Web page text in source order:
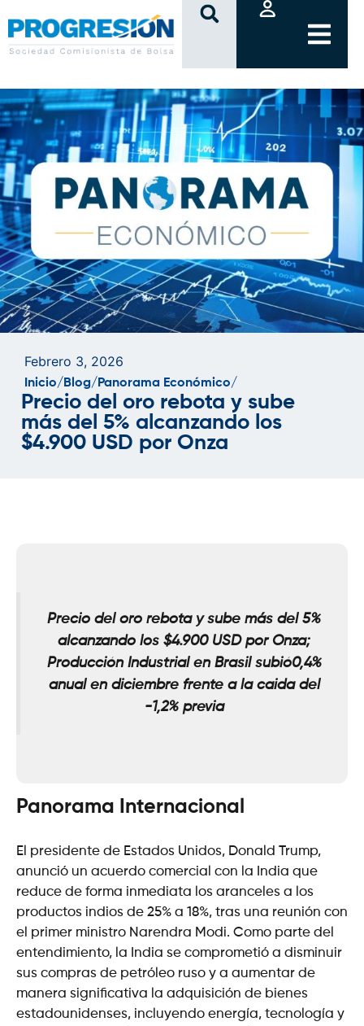
clic
Febrero 3, 2026
Inicio/ Blog/ Panorama Económico/
Precio del oro rebota y sube
más del 5% alcanzando los
$4.900 USD por Onza
Precio del oro rebota y sube más del 5%
alcanzando los $4.900 USD por Onza;
Producción Industrial en Brasil subió0,4%
anual en diciembre frente a la caida del
-1,2% previa
Panorama Internacional
El presidente de Estados Unidos, Donald Trump,
anunció un acuerdo comercial con la India que
reduce de forma inmediata los aranceles a los
productos indios de 25% a 18%, tras una reunión con
el primer ministro Narendra Modi. Como parte del
entendimiento, la India se comprometió a disminuir
sus compras de petróleo ruso y a aumentar de
manera significativa la adquisición de bienes
estadounidenses, incluyendo energía, tecnología y